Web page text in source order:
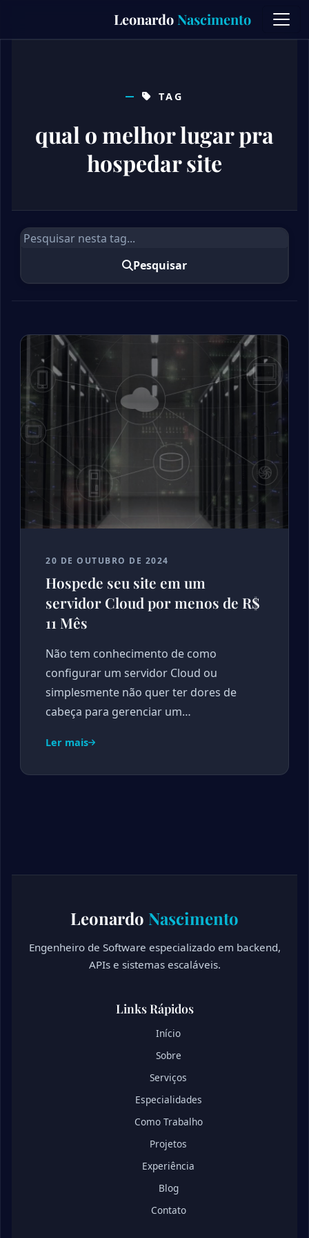
content
Leonardo Nascimento
TAG
qual o melhor lugar pra
hospedar site
Pesquisar
20 DE OUTUBRO DE 2024
Hospede seu site em um
servidor Cloud por menos de R$
11 Mês
Não tem conhecimento de como
configurar um servidor Cloud ou
simplesmente não quer ter dores de
cabeça para gerenciar um…
Ler mais
Leonardo Nascimento
Engenheiro de Software especializado em backend,
APIs e sistemas escaláveis.
Links Rápidos
Início
Sobre
Serviços
Especialidades
Como Trabalho
Projetos
Experiência
Blog
Contato